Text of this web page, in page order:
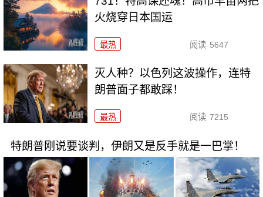
火烧穿日本国运
最热 阅读 5647
灭人种？以色列这波操作，连特
朗普面子都敢踩！
最热 阅读 7215
特朗普刚说要谈判，伊朗又是反手就是一巴掌！